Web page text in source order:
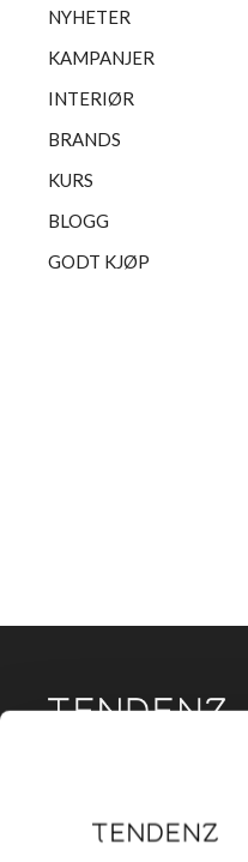
NYHETER
KAMPANJER
INTERIØR
BRANDS
KURS
BLOGG
GODT KJØP
Tendenz Hårpleie AS er
eksklusive merker og